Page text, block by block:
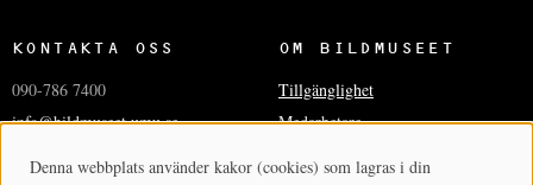
KONTAKTA OSS
090-786 7400
info@bildmuseet.umu.se
OM BILDMUSEET
Tillgänglighet
Medarbetare
Denna webbplats använder kakor (cookies) som lagras i din